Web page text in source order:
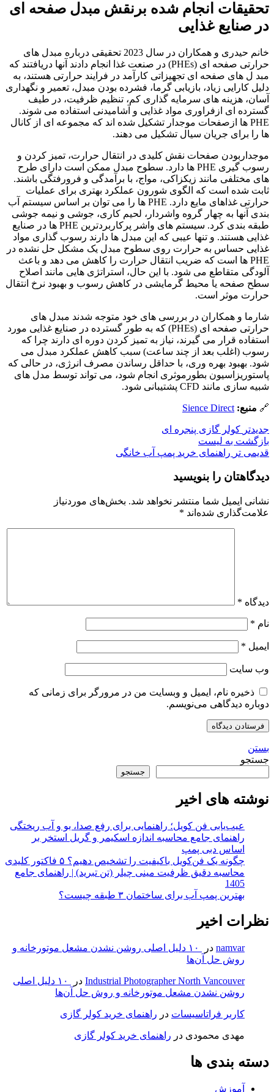
تحقیقات انجام شده برنقش مبدل صفحه ای
در صنایع غذایی
خانم حیدری و همکاران در سال 2023 تحقیقی درباره مبدل های
حرارتی صفحه ای (PHEs) در صنعت غذا انجام دادند آنها دریافتند که
مبد ل ها‌ی صفحه ای تجهیزاتی کارآمد در فرایند حرارتی هستند، به
دلیل کارایی زیاد، بازیابی گرما، فشرده بودن مبدل، تعمیر و نگهداری
آسان، هزینه های سرمایه گذاری کم، تنظیم ظرفیت، در طیف
گسترده ای ازفراوری مواد غذایی و آشامیدنی استفاده می شوند.
PHE ها ازصفحات موجدار تشکیل شده اند که مجموعه ای از کانال
ها را برای جریان سیال تشکیل می دهند.
موجداربودن صفحات نقش کلیدی در انتقال حرارت، تمیز کردن و
رسوب گیری PHE ها دارد. سطوح مبدل ممکن است دارای طرح
های مختلفی مانند زیکزاکی، مواج، با برآمدگی و فرورفتگی باشند.
ثابت شده است که الگوی شورون عملکرد بهتری برای عملیات
حرارتی غذاهای مایع دارد. PHE ها را می توان بر اساس سیستم آب
بندی آنها به چهار گروه واشردار، لحیم کاری، جوشی و نیمه جوشی
طبقه بندی کرد. سیستم های واشر پرکاربردترین PHE ها در صنایع
غذایی هستند. و تنها عیبی که این مبدل ها دارند رسوب گذاری مواد
غذایی حساس به حرارت روی سطوح مبدل یک مشکل حل نشده در
PHE ها است که ضریب انتقال حرارت را کاهش می دهد و باعث
آلودگی متقاطع می شود. با این حال، استراتژی هایی مانند اصلاح
سطح صفحه یا محیط گرمایشی در کاهش رسوب و بهبود نرخ انتقال
حرارت موثر است.
شارما و همکاران در بررسی های خود متوجه شدند مبدل های
حرارتی صفحه ای (PHEs) که به طور گسترده در صنایع غذایی مورد
استفاده قرار می گیرند، نیاز به تمیز کردن دوره ای دارند چرا که
رسوب (اغلب بعد از چند ساعت) سبب کاهش عملکرد مبدل می
شود. بهبود بهره وری، با حداقل رساندن مصرف انرژی، در حالی که
پاستوریزاسیون بطورموثری انجام شود، می تواند توسط مدل های
شبیه سازی مانند CFD پشتیبانی شود.
🔗 منبع: Sience Direct
جدیدتر کولر گازی پنجره ای
بازگشت به لیست
قدیمی تر راهنمای خرید پمپ آب خانگی
دیدگاهتان را بنویسید
نشانی ایمیل شما منتشر نخواهد شد. بخش‌های موردنیاز
علامت‌گذاری شده‌اند *
دیدگاه *
نام *
ایمیل *
وب‌ سایت
ذخیره نام، ایمیل و وبسایت من در مرورگر برای زمانی که
دوباره دیدگاهی می‌نویسم.
بستن
جستجو
جستجو
نوشته های اخیر
عیب‌یابی فن کویل؛ راهنمایی برای رفع صدا، بو و آب ریختگی
راهنمای جامع محاسبه اندازه اسکیمر و گریل استخر بر
اساس دبی پمپ
چگونه یک فن‌کویل باکیفیت را تشخیص دهیم؟ ۵ فاکتور کلیدی
محاسبه دقیق ظرفیت مینی چیلر (تن تبرید) | راهنمای جامع
1405
بهترین پمپ آب برای ساختمان ۳ طبقه چیست؟
نظرات اخیر
namvar در
۱۰ دلیل اصلی روشن نشدن مشعل موتورخانه و
روش حل آن‌ها
Industrial Photographer North Vancouver در
۱۰ دلیل اصلی
روشن نشدن مشعل موتورخانه و روش حل آن‌ها
کاربر فراتاسیسات در راهنمای خرید کولر گازی
مهدی محمودی در راهنمای خرید کولر گازی
دسته بندی ها
آموزش